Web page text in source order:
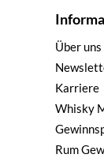
Über uns
Karriere
Whisky
Rum